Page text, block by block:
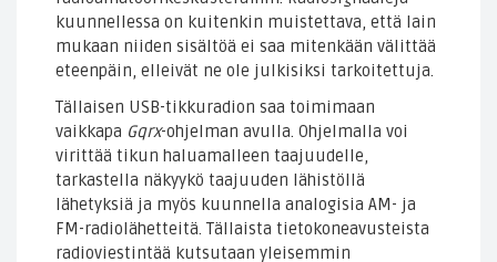
kuunnellessa on kuitenkin muistettava, että lain
mukaan niiden sisältöä ei saa mitenkään välittää
eteenpäin, elleivät ne ole julkisiksi tarkoitettuja.
Tällaisen USB-tikkuradion saa toimimaan
vaikkapa Gqrx-ohjelman avulla. Ohjelmalla voi
virittää tikun haluamalleen taajuudelle,
tarkastella näkyykö taajuuden lähistöllä
lähetyksiä ja myös kuunnella analogisia AM- ja
FM-radiolähetteitä. Tällaista tietokoneavusteista
radioviestintää kutsutaan yleisemmin